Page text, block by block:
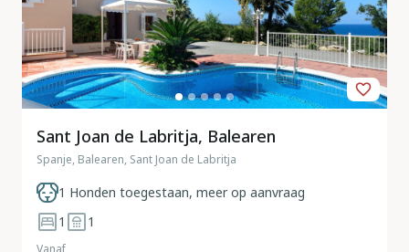
Sant Joan de Labritja, Balearen
Spanje, Balearen, Sant Joan de Labritja
1 Honden toegestaan, meer op aanvraag
1
1
Vanaf